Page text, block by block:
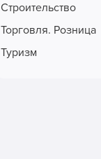
Строительство
Торговля. Розница
Туризм